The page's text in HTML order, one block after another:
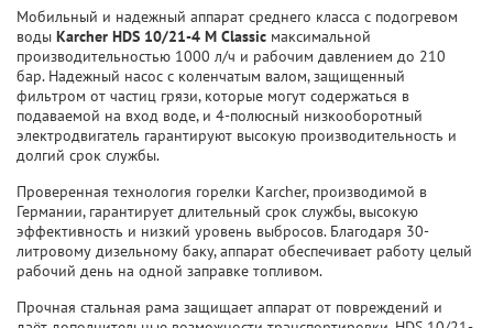
Мобильный и надежный аппарат среднего класса с подогревом
воды Karcher HDS 10/21-4 M Classic максимальной
производительностью 1000 л/ч и рабочим давлением до 210
бар. Надежный насос с коленчатым валом, защищенный
фильтром от частиц грязи, которые могут содержаться в
подаваемой на вход воде, и 4-полюсный низкооборотный
электродвигатель гарантируют высокую производительность и
долгий срок службы.
Проверенная технология горелки Karcher, производимой в
Германии, гарантирует длительный срок службы, высокую
эффективность и низкий уровень выбросов. Благодаря 30-
литровому дизельному баку, аппарат обеспечивает работу целый
рабочий день на одной заправке топливом.
Прочная стальная рама защищает аппарат от повреждений и